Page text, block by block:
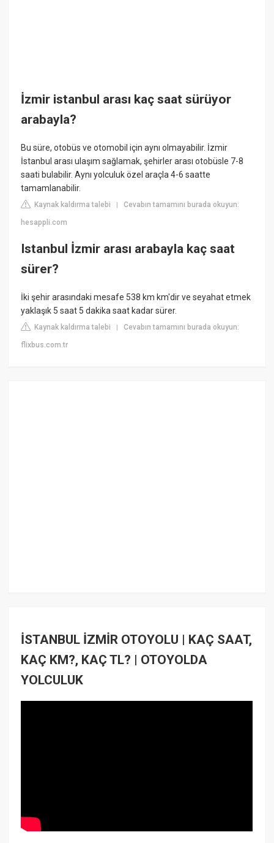
İzmir istanbul arası kaç saat sürüyor
arabayla?
Bu süre, otobüs ve otomobil için aynı olmayabilir. İzmir
İstanbul arası ulaşım sağlamak, şehirler arası otobüsle 7-8
saati bulabilir. Aynı yolculuk özel araçla 4-6 saatte
tamamlanabilir.
Kaynak kaldırma talebi |Cevabın tamamını burada okuyun:
hesappli.com
Istanbul İzmir arası arabayla kaç saat
sürer?
İki şehir arasındaki mesafe 538 km km'dir ve seyahat etmek
yaklaşık 5 saat 5 dakika saat kadar sürer.
Kaynak kaldırma talebi |Cevabın tamamını burada okuyun:
flixbus.com.tr
İSTANBUL İZMİR OTOYOLU | KAÇ SAAT,
KAÇ KM?, KAÇ TL? | OTOYOLDA
YOLCULUK